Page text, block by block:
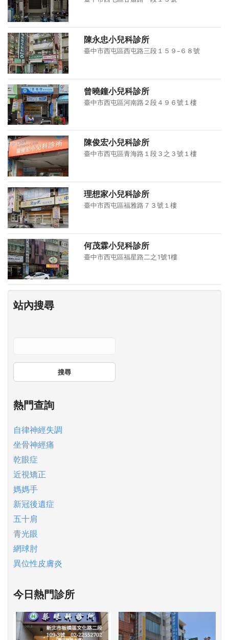
陳永忠小兒科診所
臺中市西屯區西屯路三段１５９–６８號
曾曉鐘小兒科診所
臺中市西屯區河南路２段４９６號１樓
陳俊宏小兒科診所
臺中市西屯區青海路１段３之３號１樓
理想家小兒科診所
臺中市西屯區福雅路７３號１樓
何茂霖小兒科診所
臺中市西屯區福星路二之1號1樓
站內搜尋
搜尋
熱門查詢
自律神經失調
坐骨神經痛
乾眼症
近視矯正
媽媽手
新冠後遺症
五十肩
青光眼
網球肘
異位性皮膚炎
今日熱門診所